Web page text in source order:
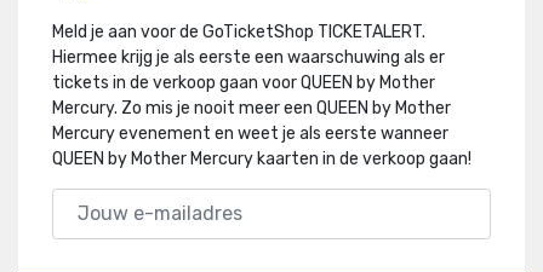
Meld je aan voor de GoTicketShop TICKETALERT.
Hiermee krijg je als eerste een waarschuwing als er
tickets in de verkoop gaan voor QUEEN by Mother
Mercury. Zo mis je nooit meer een QUEEN by Mother
Mercury evenement en weet je als eerste wanneer
QUEEN by Mother Mercury kaarten in de verkoop gaan!